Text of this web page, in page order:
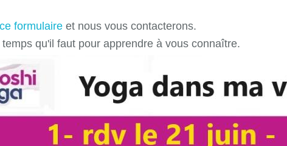
formulaire et nous vous contacterons.
qu'il faut pour apprendre à vous connaître.